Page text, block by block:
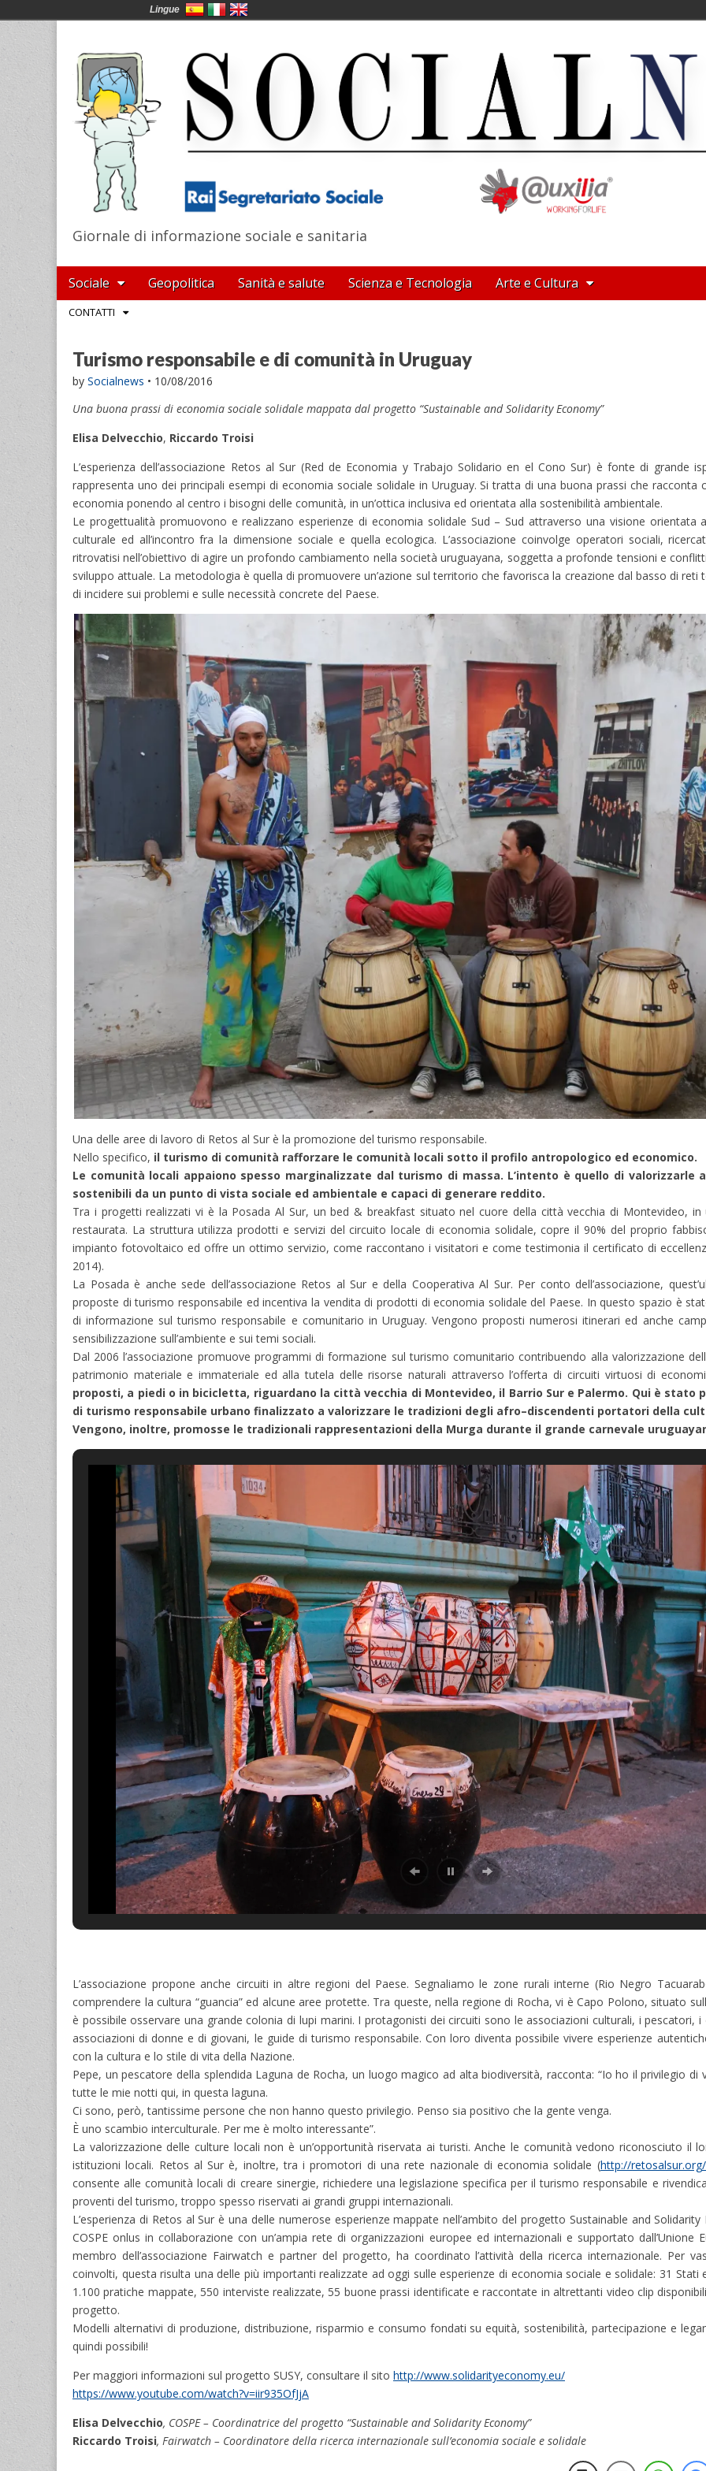
SocialNews
Giornale di informazione sociale e sanitaria
Main
menu
Skip
to
content
Sociale Geopolitica Sanità e salute Scienza e Tecnologia Arte e Cultura
SubCONTATTI
Turismo responsabile e di comunità in Uruguay
by Socialnews • 10/08/2016
Una buona prassi di economia sociale solidale mappata dal progetto “Sustainable and Solidarity Economy”
Elisa Delvecchio, Riccardo Troisi
L’esperienza dell’associazione Retos al Sur (Red de Economia y Trabajo Solidario en el Cono Sur) è fonte di grande
rappresenta uno dei principali esempi di economia sociale solidale in Uruguay. Si tratta di una buona prassi che racconta
economia ponendo al centro i bisogni delle comunità, in un’ottica inclusiva ed orientata alla sostenibilità ambientale.
Le progettualità promuovono e realizzano esperienze di economia solidale Sud – Sud attraverso una visione orientata
culturale ed all’incontro fra la dimensione sociale e quella ecologica. L’associazione coinvolge operatori sociali,
ritrovatisi nell’obiettivo di agire un profondo cambiamento nella società uruguayana, soggetta a profonde tensioni e
sviluppo attuale. La metodologia è quella di promuovere un’azione sul territorio che favorisca la creazione dal basso di reti
di incidere sui problemi e sulle necessità concrete del Paese.
Una delle aree di lavoro di Retos al Sur è la promozione del turismo responsabile.
Nello specifico, il turismo di comunità rafforzare le comunità locali sotto il profilo antropologico ed economico.
Le comunità locali appaiono spesso marginalizzate dal turismo di massa. L’intento è quello di valorizzarle
sostenibili da un punto di vista sociale ed ambientale e capaci di generare reddito.
Tra i progetti realizzati vi è la Posada Al Sur, un bed & breakfast situato nel cuore della città vecchia di Montevideo, in
restaurata. La struttura utilizza prodotti e servizi del circuito locale di economia solidale, copre il 90% del proprio
impianto fotovoltaico ed offre un ottimo servizio, come raccontano i visitatori e come testimonia il certificato di
2014).
La Posada è anche sede dell’associazione Retos al Sur e della Cooperativa Al Sur. Per conto dell’associazione,
proposte di turismo responsabile ed incentiva la vendita di prodotti di economia solidale del Paese. In questo spazio è
di informazione sul turismo responsabile e comunitario in Uruguay. Vengono proposti numerosi itinerari ed anche
sensibilizzazione sull’ambiente e sui temi sociali.
Dal 2006 l’associazione promuove programmi di formazione sul turismo comunitario contribuendo alla valorizzazione
patrimonio materiale e immateriale ed alla tutela delle risorse naturali attraverso l’offerta di circuiti virtuosi di
proposti, a piedi o in bicicletta, riguardano la città vecchia di Montevideo, il Barrio Sur e Palermo. Qui è stato
di turismo responsabile urbano finalizzato a valorizzare le tradizioni degli afro–discendenti portatori della
Vengono, inoltre, promosse le tradizionali rappresentazioni della Murga durante il grande carnevale
L’associazione propone anche circuiti in altre regioni del Paese. Segnaliamo le zone rurali interne (Rio Negro
comprendere la cultura “guancia” ed alcune aree protette. Tra queste, nella regione di Rocha, vi è Capo Polono, situato
è possibile osservare una grande colonia di lupi marini. I protagonisti dei circuiti sono le associazioni culturali, i pescatori,
associazioni di donne e di giovani, le guide di turismo responsabile. Con loro diventa possibile vivere esperienze
con la cultura e lo stile di vita della Nazione.
Pepe, un pescatore della splendida Laguna de Rocha, un luogo magico ad alta biodiversità, racconta: “Io ho il privilegio
tutte le mie notti qui, in questa laguna.
Ci sono, però, tantissime persone che non hanno questo privilegio. Penso sia positivo che la gente venga.
È uno scambio interculturale. Per me è molto interessante”.
La valorizzazione delle culture locali non è un’opportunità riservata ai turisti. Anche le comunità vedono riconosciuto il
istituzioni locali. Retos al Sur è, inoltre, tra i promotori di una rete nazionale di economia solidale (http://
consente alle comunità locali di creare sinergie, richiedere una legislazione specifica per il turismo responsabile e
proventi del turismo, troppo spesso riservati ai grandi gruppi internazionali.
L’esperienza di Retos al Sur è una delle numerose esperienze mappate nell’ambito del progetto Sustainable and
COSPE onlus in collaborazione con un’ampia rete di organizzazioni europee ed internazionali e supportato dall’Unione
membro dell’associazione Fairwatch e partner del progetto, ha coordinato l’attività della ricerca internazionale. Per
coinvolti, questa risulta una delle più importanti realizzate ad oggi sulle esperienze di economia sociale e solidale: 31 Stati
1.100 pratiche mappate, 550 interviste realizzate, 55 buone prassi identificate e raccontate in altrettanti video clip
progetto.
Modelli alternativi di produzione, distribuzione, risparmio e consumo fondati su equità, sostenibilità, partecipazione e
quindi possibili!
Per maggiori informazioni sul progetto SUSY, consultare il sito http://www.solidarityeconomy.eu/
https://www.youtube.com/watch?v=iir935OfJjA
Elisa Delvecchio, COSPE – Coordinatrice del progetto “Sustainable and Solidarity Economy”
Riccardo Troisi, Fairwatch – Coordinatore della ricerca internazionale sull’economia sociale e solidale
Lingue